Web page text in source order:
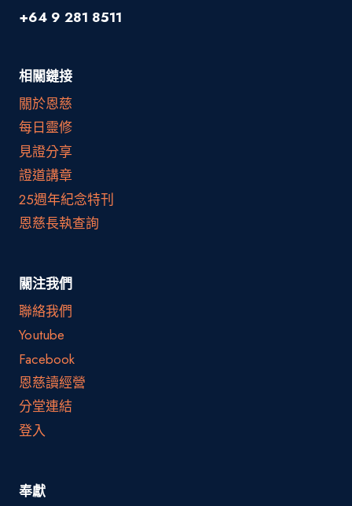
+64 9 281 8511
相關鏈接
關於恩慈
每日靈修
見證分享
證道講章
25週年紀念特刊
恩慈長執查詢
關注我們
聯絡我們
Youtube
Facebook
恩慈讀經營
分堂連結
登入
奉獻